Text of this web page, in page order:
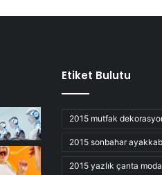
Etiket Bulutu
2015 mutfak
2015 sonbahar
2015 yazlık çanta